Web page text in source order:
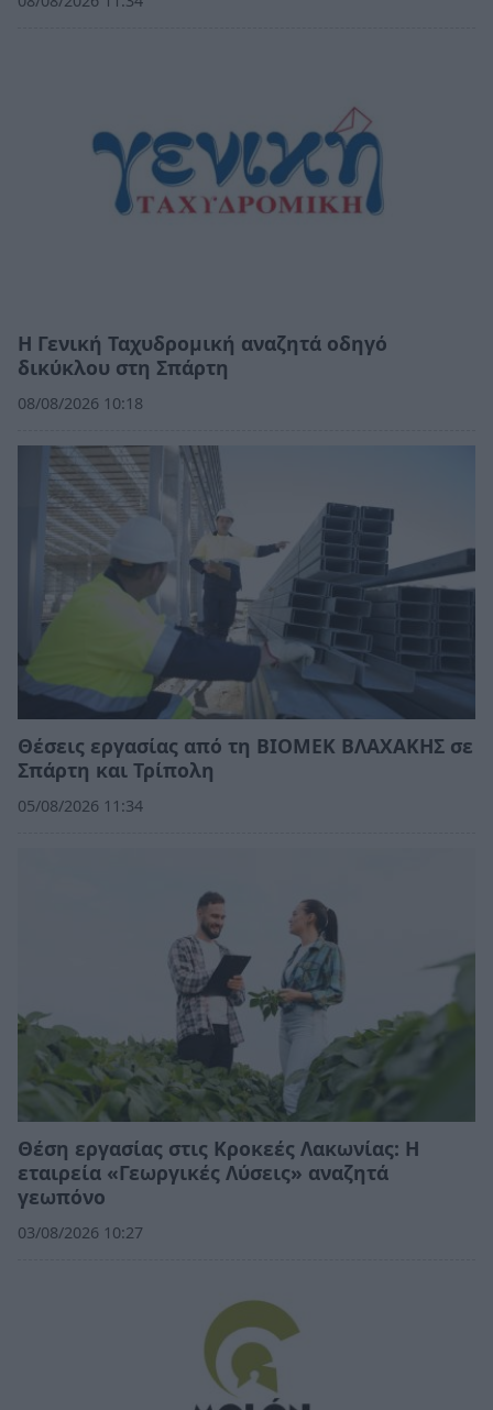
Η Γενική Ταχυδρομική αναζητά οδηγό
δικύκλου στη Σπάρτη
08/08/2026 10:18
Θέσεις εργασίας από τη ΒΙΟΜΕΚ ΒΛΑΧΑΚΗΣ σε
Σπάρτη και Τρίπολη
05/08/2026 11:34
Θέση εργασίας στις Κροκεές Λακωνίας: Η
εταιρεία «Γεωργικές Λύσεις» αναζητά
γεωπόνο
03/08/2026 10:27